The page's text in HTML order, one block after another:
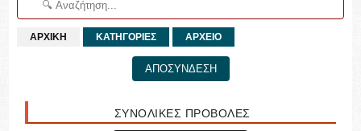
ΑΡΧΙΚΗ ΚΑΤΗΓΟΡΙΕΣ ΑΡΧΕΙΟ
ΑΠΟΣΥΝΔΕΣΗ
ΣΥΝΟΛΙΚΕΣ ΠΡΟΒΟΛΕΣ